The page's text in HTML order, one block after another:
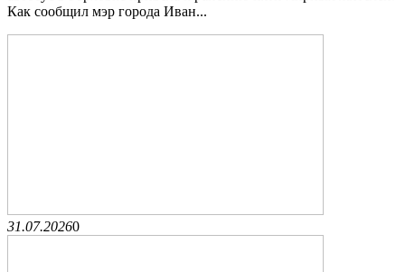
Как сообщил мэр города Иван...
31.07.20260